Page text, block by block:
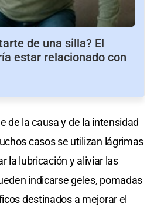
de una silla? El
estar relacionado con
de la causa y de la intensidad
casos se utilizan lágrimas
la lubricación y aliviar las
indicarse geles, pomadas
destinados a mejorar el